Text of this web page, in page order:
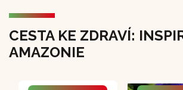
CESTA KE ZDRAVÍ:
AMAZONIE